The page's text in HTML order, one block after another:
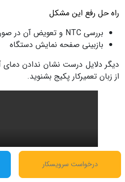
راه حل رفع این مشکل
بررسی NTC و تعویض آن در صورت لزوم
بازبینی صفحه نمایش دستگاه
دیگر دلایل درست نشان ندادن دمای
از زبان تعمیرکار پکیج بشنوید.
درخواست سرویسکار